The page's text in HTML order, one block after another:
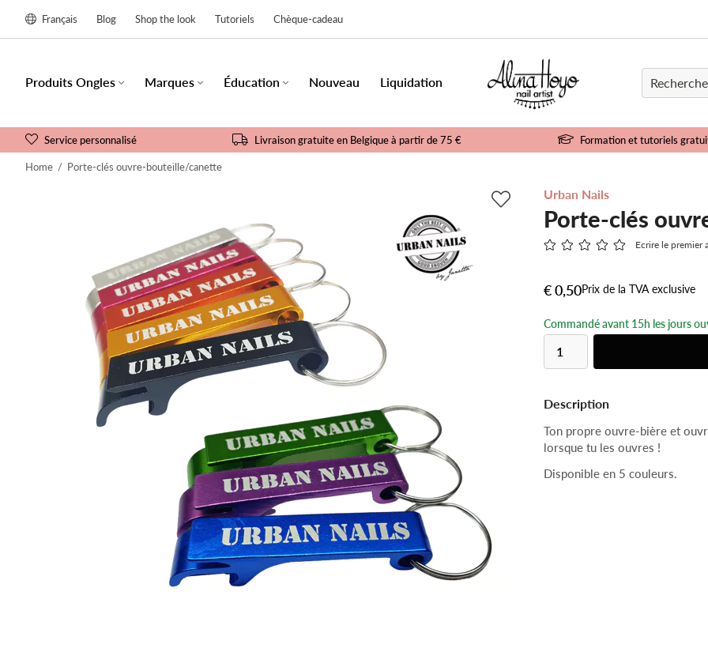
Français Blog Shop the look Tutoriels Chèque-cadeau
Produits Ongles Marques Éducation Nouveau Liquidation
Service personnalisé Livraison gratuite en Belgique à partir de 75 € Formation et tutoriels
Home / Porte-clés ouvre-bouteille/canette
Urban Nails
Porte-clés
Ecrire le premier
€ 0,50Prix de la TVA exclusive
Commandé avant 15h les jours
Description
Ton propre ouvre-bière et
lorsque tu les ouvres !
Disponible en 5 couleurs.